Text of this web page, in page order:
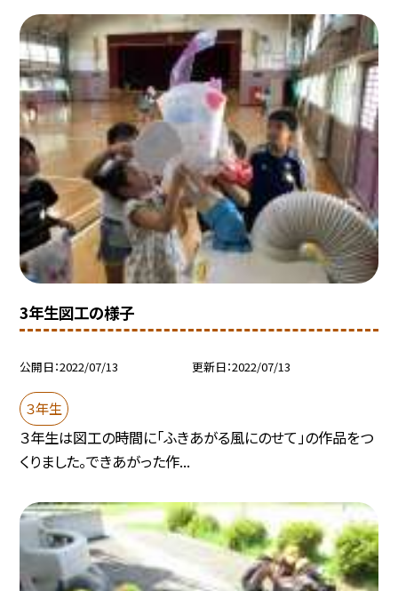
3年生図工の様子
公開日 2022/07/13 更新日 2022/07/13
３年生
３年生は図工の時間に「ふきあがる風にのせて」の作品をつ
くりました。できあがった作...